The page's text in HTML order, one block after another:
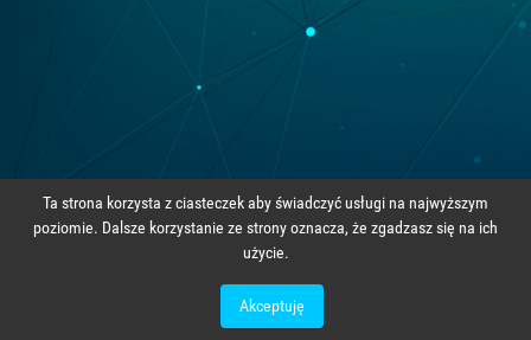
Polityka prywatności
Regulamin
biuro@akces-sport.pl
Ta strona korzysta z ciasteczek aby świadczyć usługi na najwyższym
poziomie. Dalsze korzystanie ze strony oznacza, że zgadzasz się na ich
użycie.
Akceptuję